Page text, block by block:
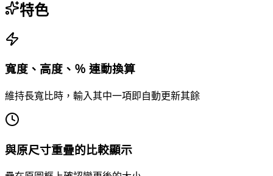
特色
寬度、高度、％ 連動換算
維持長寬比時，輸入其中一項即自動更新其餘
與原尺寸重疊的比較顯示